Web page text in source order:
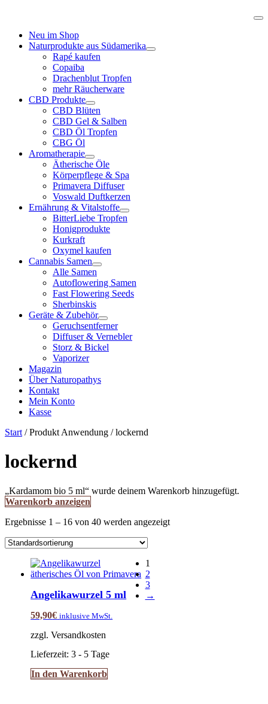
Neu im Shop
Naturprodukte aus Südamerika
Rapé kaufen
Copaiba
Drachenblut Tropfen
mehr Räucherware
CBD Produkte
CBD Blüten
CBD Gel & Salben
CBD Öl Tropfen
CBG Öl
Aromatherapie
Ätherische Öle
Körperpflege & Spa
Primavera Diffuser
Voswald Duftkerzen
Ernährung & Vitalstoffe
BitterLiebe Tropfen
Honigprodukte
Kurkraft
Oxymel kaufen
Cannabis Samen
Alle Samen
Autoflowering Samen
Fast Flowering Seeds
Sherbinskis
Geräte & Zubehör
Geruchsentferner
Diffuser & Vernebler
Storz & Bickel
Vaporizer
Magazin
Über Naturopathys
Kontakt
Mein Konto
Kasse
Start / Produkt Anwendung / lockernd
lockernd
„Kardamom bio 5 ml“ wurde deinem Warenkorb hinzugefügt.
Warenkorb anzeigen
Ergebnisse 1 – 16 von 40 werden angezeigt
Angelikawurzel 5 ml
59,90€ inklusive MwSt.
zzgl. Versandkosten
Lieferzeit:3 - 5 Tage
In den Warenkorb
1
2
3
→